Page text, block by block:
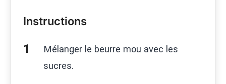
Instructions
Mélanger le beurre mou avec les
sucres.